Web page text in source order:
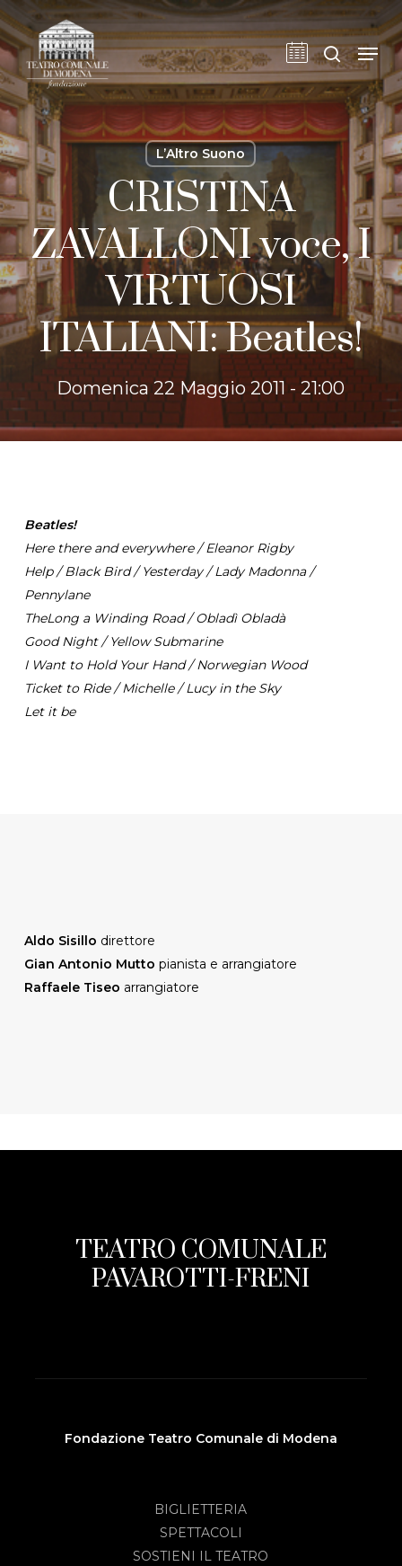
Skip
to
main
content
cerca
L’Altro Suono
CRISTINA
ZAVALLONI voce, I
VIRTUOSI
ITALIANI: Beatles!
Domenica 22 Maggio 2011 - 21:00
Beatles!
Here there and everywhere / Eleanor Rigby
Help / Black Bird / Yesterday / Lady Madonna /
Pennylane
TheLong a Winding Road/ Obladì Obladà
Good Night / Yellow Submarine
I Want to Hold Your Hand / Norwegian Wood
Ticket to Ride / Michelle / Lucy in the Sky
Let it be
Aldo Sisillo direttore
Gian Antonio Mutto pianista e arrangiatore
Raffaele Tiseo arrangiatore
TEATRO COMUNALE
PAVAROTTI-FRENI
Fondazione Teatro Comunale di Modena
BIGLIETTERIA
SPETTACOLI
SOSTIENI IL TEATRO